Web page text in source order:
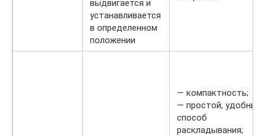
выдвигается и
устанавливается
в определенном
положении
— компактность;
— простой, удобный
способ
раскладывания;